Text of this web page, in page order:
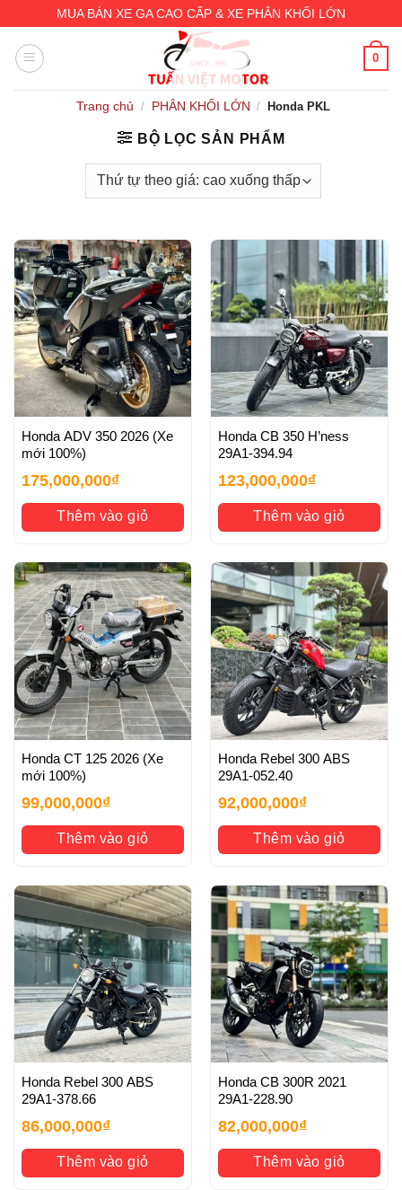
content
MUA BÁN XE GA CAO CẤP & XE PHÂN KHỐI LỚN
0
Trang chủ / PHÂN KHỐI LỚN / Honda PKL
BỘ LỌC SẢN PHẨM
Honda ADV 350 2026 (Xe
mới 100%)
175,000,000₫
Thêm vào giỏ
Honda CB 350 H’ness
29A1-394.94
123,000,000₫
Thêm vào giỏ
Honda CT 125 2026 (Xe
mới 100%)
99,000,000₫
Thêm vào giỏ
Honda Rebel 300 ABS
29A1-052.40
92,000,000₫
Thêm vào giỏ
Honda Rebel 300 ABS
29A1-378.66
86,000,000₫
Thêm vào giỏ
Honda CB 300R 2021
29A1-228.90
82,000,000₫
Thêm vào giỏ